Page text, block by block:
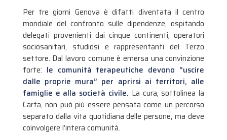
Per tre giorni Genova è difatti diventata il centro
mondiale del confronto sulle dipendenze, ospitando
delegati provenienti dai cinque continenti, operatori
sociosanitari, studiosi e rappresentanti del Terzo
settore. Dal lavoro comune è emersa una convinzione
forte: le comunità terapeutiche devono “uscire
dalle proprie mura” per aprirsi ai territori, alle
famiglie e alla società civile. La cura, sottolinea la
Carta, non può più essere pensata come un percorso
separato dalla vita quotidiana delle persone, ma deve
coinvolgere l’intera comunità.